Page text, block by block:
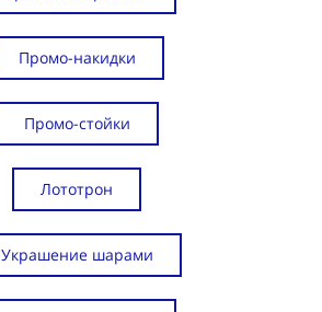
Промо-накидки
Промо-стойки
Лототрон
Украшение шарами